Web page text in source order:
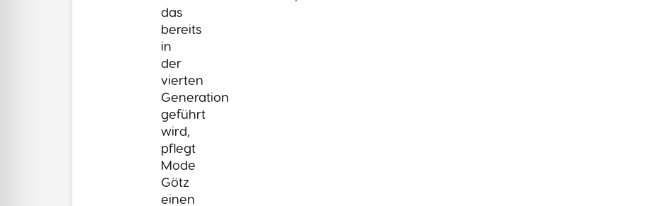
das
bereits
in
der
vierten
Generation
geführt
wird,
pflegt
Mode
Götz
einen